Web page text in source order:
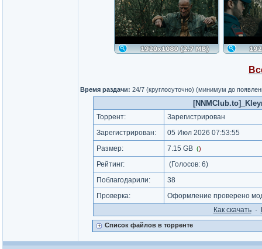
Время раздачи: 24/7 (круглосуточно) (минимум до
Торрент:
Зарегистрирован
Зарегистрирован:
05 Июл 2026 07:53:55
Размер:
7.15 GB ()
Рейтинг: (Голосов: 6)
Поблагодарили:
38
Проверка:
Оформление проверено
Как cкачать·
Список файлов в торренте